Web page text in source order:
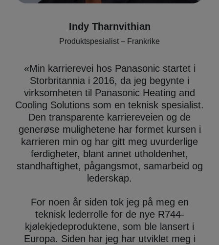
Indy Tharnvithian
Produktspesialist – Frankrike
«Min karrierevei hos Panasonic startet i
Storbritannia i 2016, da jeg begynte i
virksomheten til Panasonic Heating and
Cooling Solutions som en teknisk spesialist.
Den transparente karriereveien og de
generøse mulighetene har formet kursen i
karrieren min og har gitt meg uvurderlige
ferdigheter, blant annet utholdenhet,
standhaftighet, pågangsmot, samarbeid og
lederskap.
For noen år siden tok jeg på meg en
teknisk lederrolle for de nye R744-
kjølekjedeproduktene, som ble lansert i
Europa. Siden har jeg har utviklet meg i